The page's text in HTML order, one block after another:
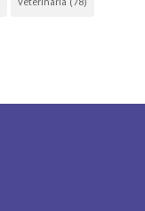
veterinária (78)